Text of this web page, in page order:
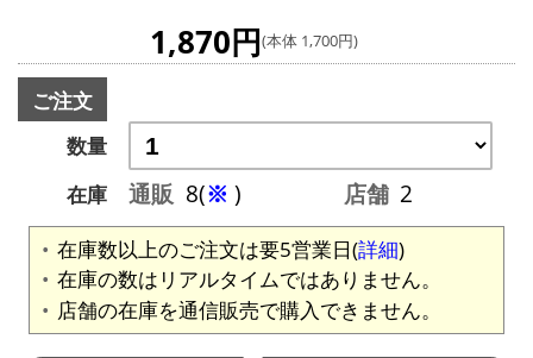
1,870円(本体 1,700円)
ご注文
数量
在庫
通販 8(※ ) 店舗 2
在庫数以上のご注文は要5営業日(詳細)
在庫の数はリアルタイムではありません。
店舗の在庫を通信販売で購入できません。